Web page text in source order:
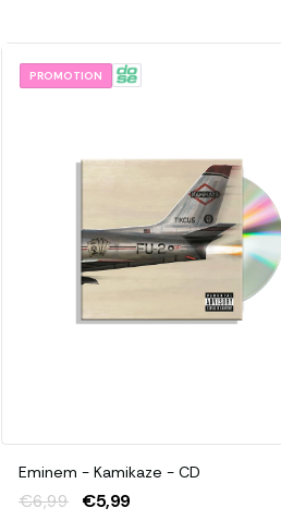
PROMOTION
Eminem - Kamikaze - CD
€6,99 €5,99